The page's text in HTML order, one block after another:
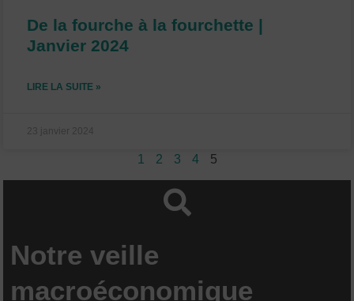
De la fourche à la fourchette |
Janvier 2024
LIRE LA SUITE »
23 janvier 2024
1 2 3 4 5
Notre veille
macroéconomique